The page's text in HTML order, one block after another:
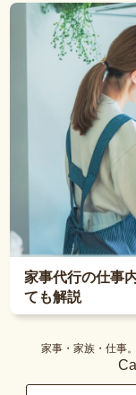
家事代行の仕事
ても解説
家事・家族・仕事